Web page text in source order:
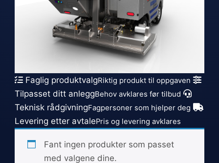
Faglig produktvalgRiktig produkt til oppgaven
Tilpasset ditt anleggBehov avklares før tilbud
Teknisk rådgivningFagpersoner som hjelper deg
Levering etter avtalePris og levering avklares
Fant ingen produkter som passet
med valgene dine.